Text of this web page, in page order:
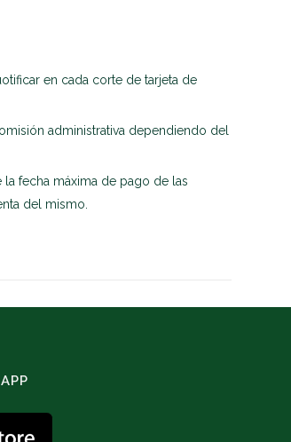
en cada corte de tarjeta de
administrativa dependiendo del
la fecha máxima de pago de las
del mismo.